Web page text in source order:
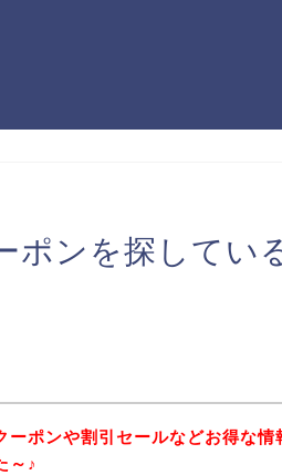
ポンを探してい
ーポンや割引セールなどお得な情
～♪